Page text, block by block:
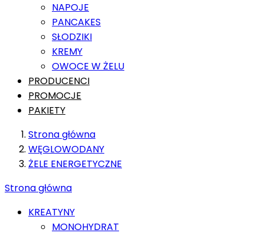
NAPOJE
PANCAKES
SŁODZIKI
KREMY
OWOCE W ŻELU
PRODUCENCI
PROMOCJE
PAKIETY
Strona główna
WĘGLOWODANY
ŻELE ENERGETYCZNE
Strona główna
KREATYNY
MONOHYDRAT